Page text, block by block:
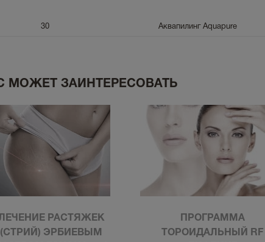
30 Аквапилинг Aquapure
МОЖЕТ ЗАИНТЕРЕСОВАТЬ
РАСТЯЖЕК
(СТРИЙ) ЭРБИЕВЫМ
ПРОГРАММА
ТОРОИДАЛЬНЫЙ RF